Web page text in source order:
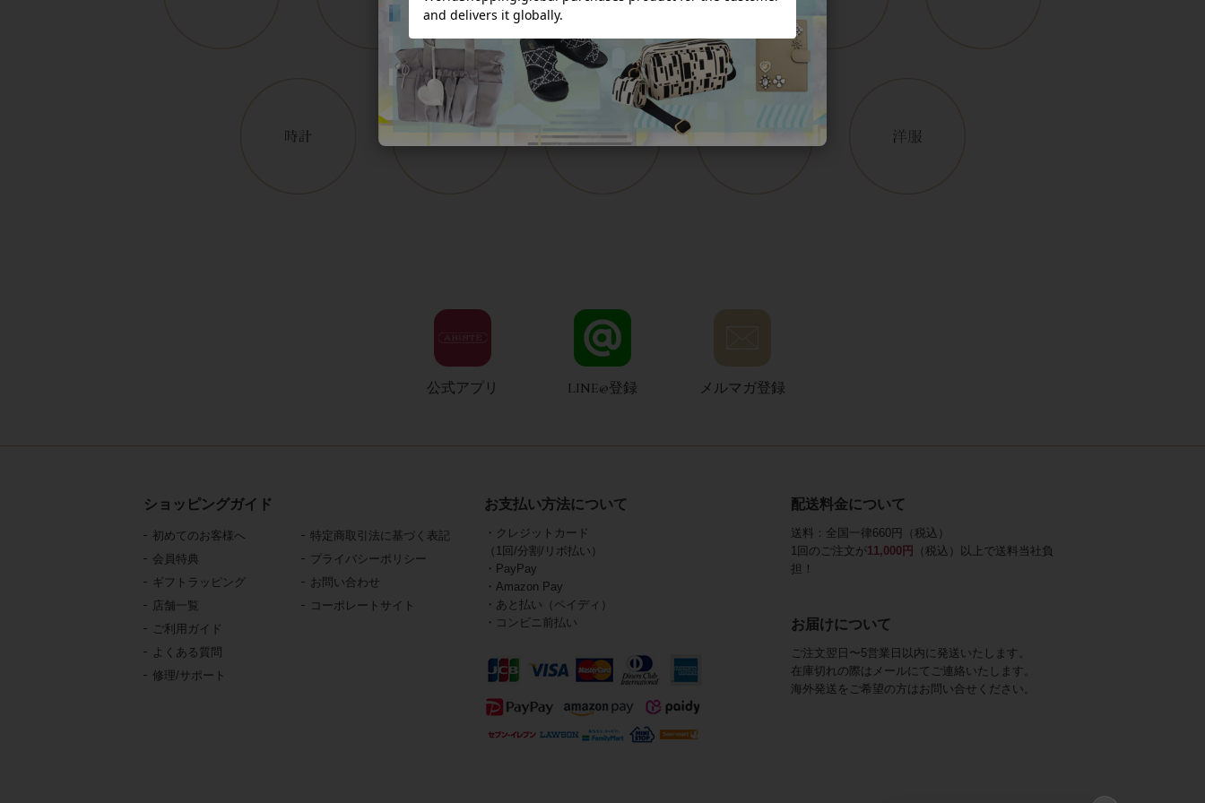
公式アプリ LINE@登録 メルマガ登録
ショッピングガイド
初めてのお客様へ
会員特典
ギフトラッピング
店舗一覧
ご利用ガイド
よくある質問
修理/サポート
特定商取引法に基づく表記
プライバシーポリシー
お問い合わせ
コーポレートサイト
お支払い方法について
・クレジットカード
（1回/分割/リボ払い）
・PayPay
・Amazon Pay
・あと払い（ペイディ）
・コンビニ前払い
配送料金について
送料：全国一律660円（税込）
1回のご注文が11,000円
（税込）以上で送料当社負
担！
お届けについて
ご注文翌日〜5営業日以内に発送いたします。
在庫切れの際はメールにてご連絡いたします。
海外発送をご希望の方はお問い合せください。